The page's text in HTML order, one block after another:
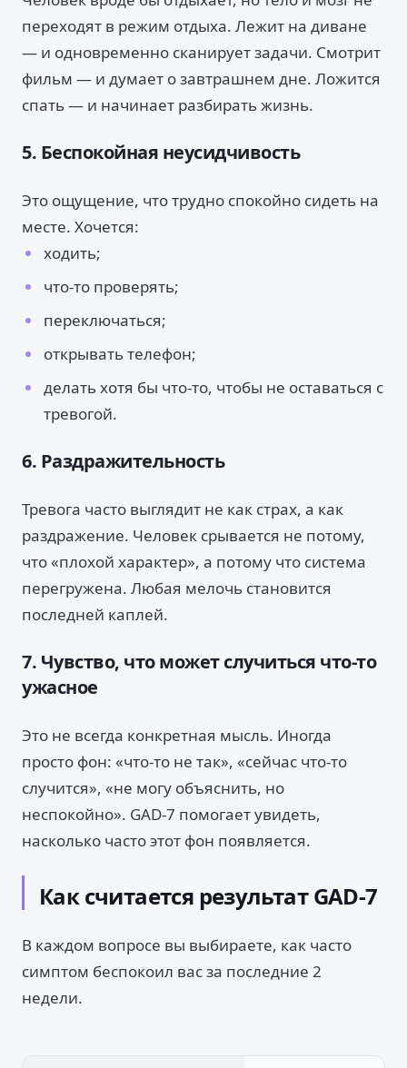
переходят в режим отдыха. Лежит на диване
— и одновременно сканирует задачи. Смотрит
фильм — и думает о завтрашнем дне. Ложится
спать — и начинает разбирать жизнь.
5. Беспокойная неусидчивость
Это ощущение, что трудно спокойно сидеть на
месте. Хочется:
ходить;
что-то проверять;
переключаться;
открывать телефон;
делать хотя бы что-то, чтобы не оставаться с
тревогой.
6. Раздражительность
Тревога часто выглядит не как страх, а как
раздражение. Человек срывается не потому,
что «плохой характер», а потому что система
перегружена. Любая мелочь становится
последней каплей.
7. Чувство, что может случиться что-то
ужасное
Это не всегда конкретная мысль. Иногда
просто фон: «что-то не так», «сейчас что-то
случится», «не могу объяснить, но
неспокойно». GAD-7 помогает увидеть,
насколько часто этот фон появляется.
Как считается результат GAD-7
В каждом вопросе вы выбираете, как часто
симптом беспокоил вас за последние 2
недели.